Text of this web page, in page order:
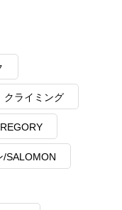
クライミング
/SALOMON